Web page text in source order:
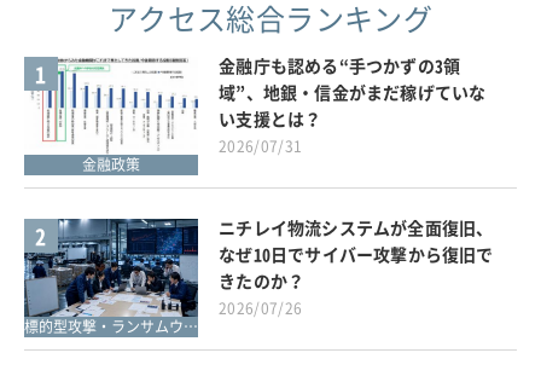
アクセス総合ランキング
1
金融政策
金融庁も認める“手つかずの3領
域”、地銀・信金がまだ稼げていな
い支援とは？
2026/07/31
2
標的型攻撃・ランサムウェア対策
ニチレイ物流システムが全面復旧、
なぜ10日でサイバー攻撃から復旧で
きたのか？
2026/07/26